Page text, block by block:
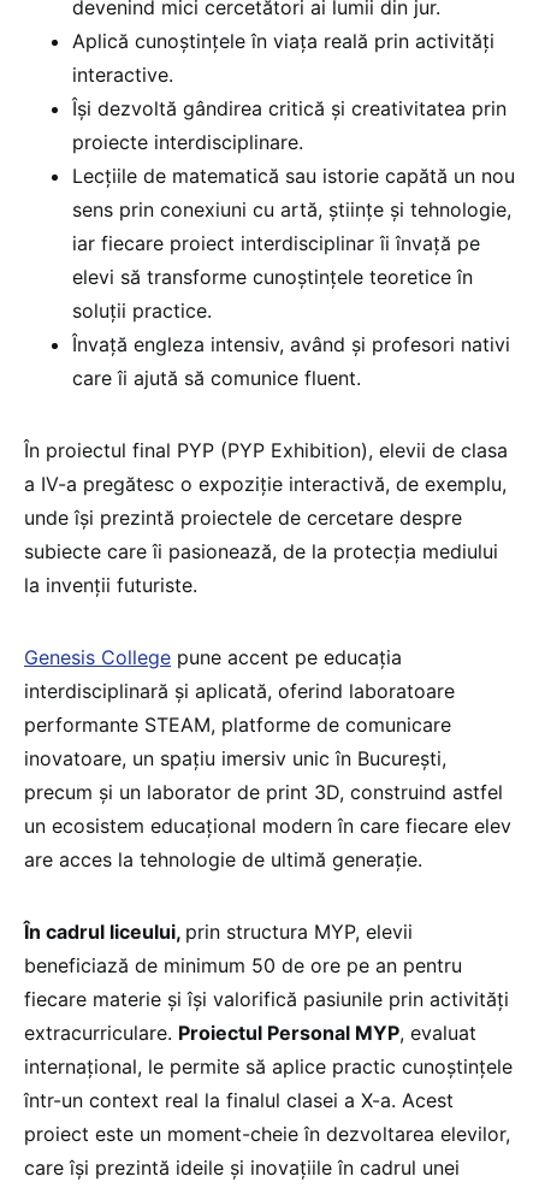
devenind mici cercetători ai lumii din jur.
Aplică cunoștințele în viața reală prin activități
interactive.
Își dezvoltă gândirea critică și creativitatea prin
proiecte interdisciplinare.
Lecţiile de matematică sau istorie capătă un nou
sens prin conexiuni cu artă, ştiinţe şi tehnologie,
iar fiecare proiect interdisciplinar îi învață pe
elevi să transforme cunoştinţele teoretice în
soluţii practice.
Învață engleza intensiv, având și profesori nativi
care îi ajută să comunice fluent.
În proiectul final PYP (PYP Exhibition), elevii de clasa
a IV-a pregătesc o expoziție interactivă, de exemplu,
unde își prezintă proiectele de cercetare despre
subiecte care îi pasionează, de la protecția mediului
la invenții futuriste.
Genesis College pune accent pe educația
interdisciplinară și aplicată, oferind laboratoare
performante STEAM, platforme de comunicare
inovatoare, un spațiu imersiv unic în București,
precum și un laborator de print 3D, construind astfel
un ecosistem educațional modern în care fiecare elev
are acces la tehnologie de ultimă generație.
În cadrul liceului, prin structura MYP, elevii
beneficiază de minimum 50 de ore pe an pentru
fiecare materie și își valorifică pasiunile prin activități
extracurriculare. Proiectul Personal MYP, evaluat
internațional, le permite să aplice practic cunoștințele
într-un context real la finalul clasei a X-a. Acest
proiect este un moment-cheie în dezvoltarea elevilor,
care își prezintă ideile și inovațiile în cadrul unei